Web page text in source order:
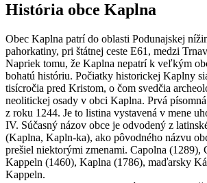
História obce Kaplna
Obec Kaplna patrí do oblasti Podunajskej
pahorkatiny, pri štátnej ceste E61, medzi
Napriek tomu, že Kaplna nepatrí k veľkým
bohatú históriu. Počiatky historickej Kaplny
tisícročia pred Kristom, o čom svedčia
neolitickej osady v obci Kaplna. Prvá
z roku 1244. Je to listina vystavená v mene
IV. Súčasný názov obce je odvodený z
(Kaplna, Kapln-ka), ako pôvodného názvu
prešiel niektorými zmenami. Capolna (1289),
Kappeln (1460), Kaplna (1786), maďarsky
Kappeln.